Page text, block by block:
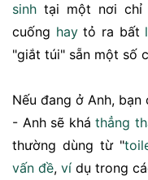
sinh tại một nơi chỉ
cuống haytỏ ra bất
"giắt túi" sẵn một số
Nếu đang ở Anh,
- Anh sẽ kháthẳng
thường dùng từ "
vấn đề, ví dụ trong